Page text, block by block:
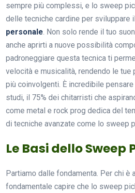
sempre più complessi, e lo sweep
delle tecniche cardine per sviluppare
personale . Non solo rende il tuo
anche aprirti a nuove possibilità
padroneggiare questa tecnica ti
velocità e musicalità, rendendo le tue
più coinvolgenti. È incredibile
studi, il 75% dei chitarristi che
come metal e rock prog dedica del
di tecniche avanzate come lo sweep
Le Basi dello Sweep
Partiamo dalle fondamenta. Per chi è
fondamentale capire che lo sweep